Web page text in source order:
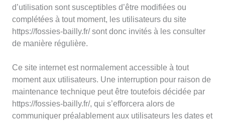
d’utilisation sont susceptibles d’être modifiées ou
complétées à tout moment, les utilisateurs du site
https://fossies-bailly.fr/ sont donc invités à les consulter
de manière régulière.
Ce site internet est normalement accessible à tout
moment aux utilisateurs. Une interruption pour raison de
maintenance technique peut être toutefois décidée par
https://fossies-bailly.fr/, qui s’efforcera alors de
communiquer préalablement aux utilisateurs les dates et